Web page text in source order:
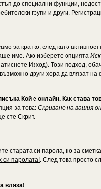
до специални функции,
групи и други.
за кратко, след като
име. Ако изберете опцията
Изход). Този подход,
други хора да влязат
Кой е онлайн. Как става
за това: Скриване на вашия
сте Скрит.
старата си парола, но за
си паролата!. След това просто
вляза!